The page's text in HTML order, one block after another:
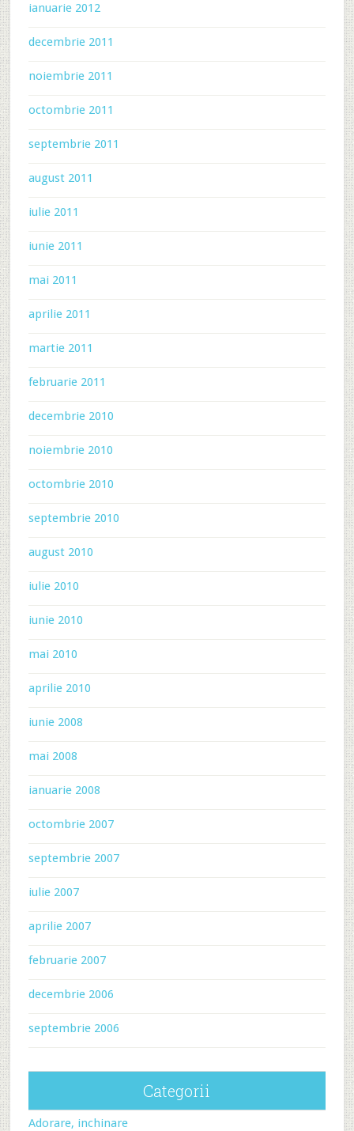
ianuarie 2012
decembrie 2011
noiembrie 2011
octombrie 2011
septembrie 2011
august 2011
iulie 2011
iunie 2011
mai 2011
aprilie 2011
martie 2011
februarie 2011
decembrie 2010
noiembrie 2010
octombrie 2010
septembrie 2010
august 2010
iulie 2010
iunie 2010
mai 2010
aprilie 2010
iunie 2008
mai 2008
ianuarie 2008
octombrie 2007
septembrie 2007
iulie 2007
aprilie 2007
februarie 2007
decembrie 2006
septembrie 2006
Categorii
Adorare, inchinare